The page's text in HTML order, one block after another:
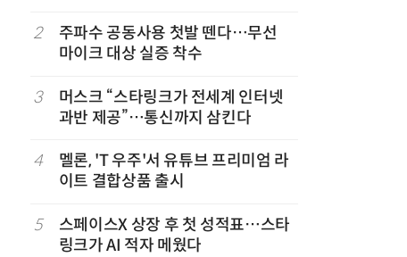
2
주파수 공동사용 첫발 뗀다…무선
마이크 대상 실증 착수
3
머스크 “스타링크가 전세계 인터넷
과반 제공”…통신까지 삼킨다
4
멜론, 'T 우주'서 유튜브 프리미엄 라
이트 결합상품 출시
5
스페이스X 상장 후 첫 성적표…스타
링크가 AI 적자 메웠다